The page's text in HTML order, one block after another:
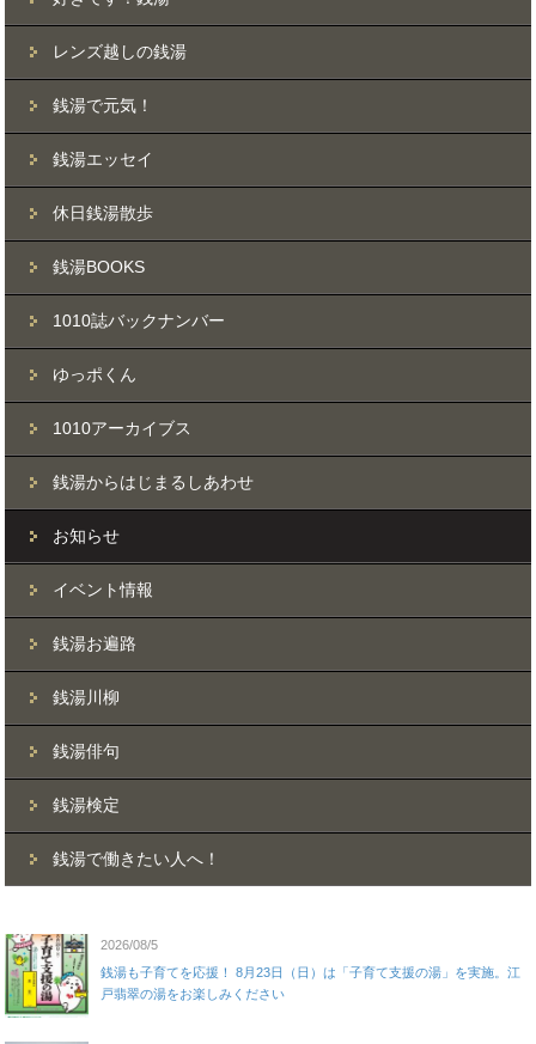
レンズ越しの銭湯
銭湯で元気！
銭湯エッセイ
休日銭湯散歩
銭湯BOOKS
1010誌バックナンバー
ゆっポくん
1010アーカイブス
銭湯からはじまるしあわせ
お知らせ
イベント情報
銭湯お遍路
銭湯川柳
銭湯俳句
銭湯検定
銭湯で働きたい人へ！
2026/08/5
銭湯も子育てを応援！ 8月23日（日）は「子育て支援の湯」を実施。江
戸翡翠の湯をお楽しみください